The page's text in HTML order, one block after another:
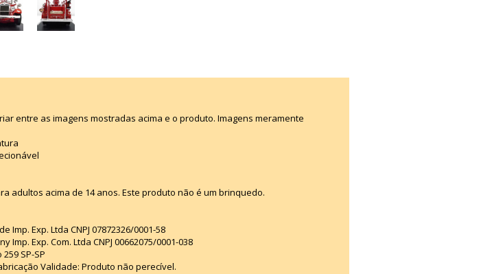
entre as imagens mostradas acima e o produto. Imagens meramente
adultos acima de 14 anos. Este produto não é um brinquedo.
Imp. Exp. Ltda CNPJ 07872326/0001-58
Imp. Exp. Com. Ltda CNPJ 00662075/0001-038
SP-SP
Validade: Produto não perecível.